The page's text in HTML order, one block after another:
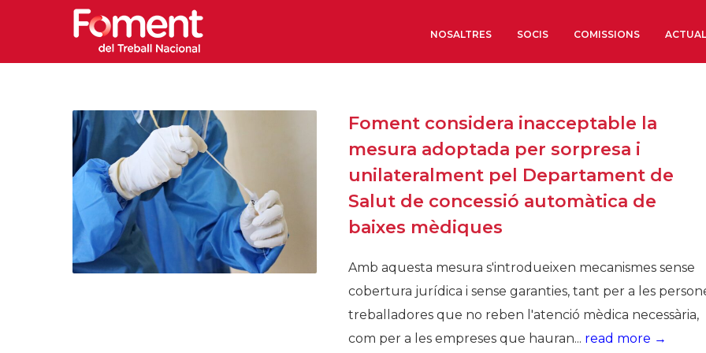
NOSALTRES
Òrgans de Govern
Òrgans Consultius
Estructura Executiva
Institut d’Estudis
Organitzacions
Organitzacions
Coneix més
SOCIS COMISSIONS
Foment considera inacceptable la
mesura adoptada per sorpresa i
unilateralment pel Departament de
Salut de concessió automàtica de
baixes mèdiques
Amb aquesta mesura s'introdueixen mecanismes sense
cobertura jurídica i sense garanties, tant per a les
treballadores que no reben l'atenció mèdica necessària,
com per a les empreses que hauran... read more →